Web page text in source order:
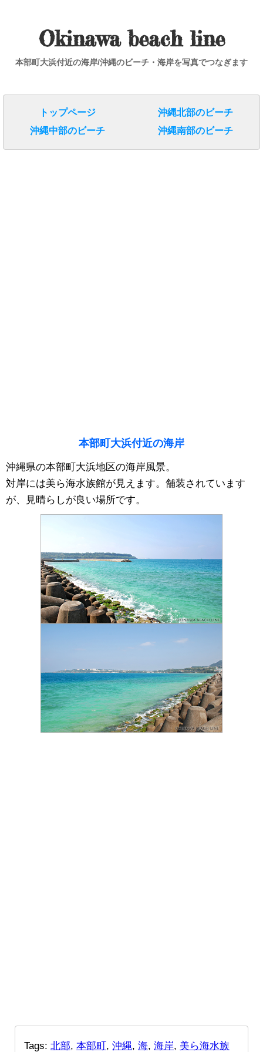
Okinawa beach line
本部町大浜付近の海岸/沖縄のビーチ・海岸を写真でつなぎます
トップページ
沖縄北部のビーチ
沖縄中部のビーチ
沖縄南部のビーチ
本部町大浜付近の海岸
沖縄県の本部町大浜地区の海岸風景。
対岸には美ら海水族館が見えます。舗装されています
が、見晴らしが良い場所です。
Tags: 北部, 本部町, 沖縄, 海, 海岸, 美ら海水族